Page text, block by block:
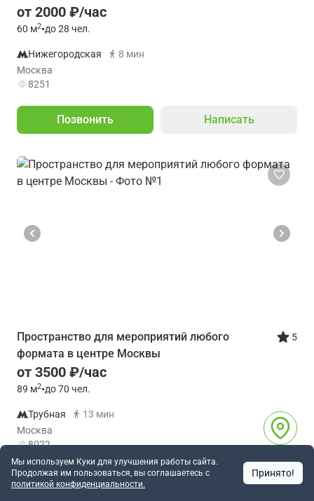
от 2000 ₽/час
60 м2•до 28 чел.
Нижегородская
8 мин
Москва
8251
Позвонить Написать
Пространство для мероприятий любого
формата в центре Москвы
от 3500 ₽/час
89 м2•до 70 чел.
5
Трубная
13 мин
Москва
8022
Позвонить Написать
Мы используем Куки для улучшения работы сайта.
Продолжая им пользоваться, вы соглашаетесь c
политикой конфиденциальности.
Принято!